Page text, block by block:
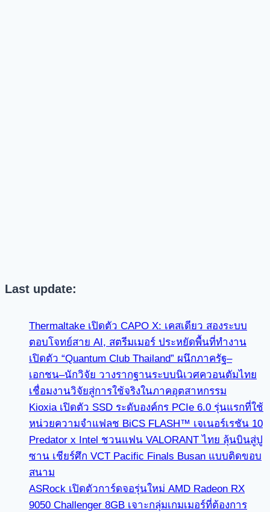
Last update:
Thermaltake เปิดตัว CAPO X: เคสเดียว สองระบบ
ตอบโจทย์สาย AI, สตรีมเมอร์ ประหยัดพื้นที่ทำงาน
เปิดตัว “Quantum Club Thailand” ผนึกภาครัฐ–
เอกชน–นักวิจัย วางรากฐานระบบนิเวศควอนตัมไทย
เชื่อมงานวิจัยสู่การใช้จริงในภาคอุตสาหกรรม
Kioxia เปิดตัว SSD ระดับองค์กร PCIe 6.0 รุ่นแรกที่ใช้
หน่วยความจำแฟลช BiCS FLASH™ เจเนอร์เรชัน 10
Predator x Intel ชวนแฟน VALORANT ไทย ลุ้นบินสู่ปู
ซาน เชียร์ศึก VCT Pacific Finals Busan แบบติดขอบ
สนาม
ASRock เปิดตัวการ์ดจอรุ่นใหม่ AMD Radeon RX
9050 Challenger 8GB เจาะกลุ่มเกมเมอร์ที่ต้องการ